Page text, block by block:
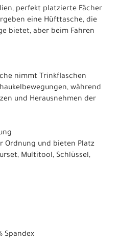
perfekt platzierte Fächer
eine Hüfttasche, die
bietet, aber beim Fahren
nimmt Trinkflaschen
während
und Herausnehmen der
Ordnung und bieten Platz
Multitool, Schlüssel,
Spandex